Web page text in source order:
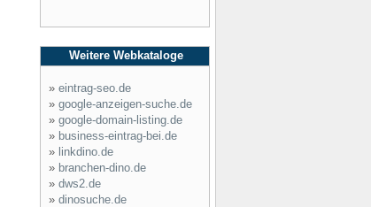
Weitere Webkataloge
» eintrag-seo.de
» google-anzeigen-suche.de
» google-domain-listing.de
» business-eintrag-bei.de
» linkdino.de
» branchen-dino.de
» dws2.de
» dinosuche.de